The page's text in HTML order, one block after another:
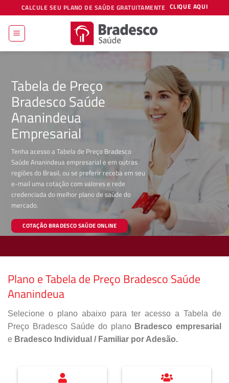
to
content
CALCULE SEU PLANO DE SAÚDE GRATUITAMENTE CLIQUE AQUI
Tabela de Preço
Bradesco Saúde
Ananindeua
Empresarial
Tenha acesso a Tabela de Preço Bradesco
Saúde Ananindeua empresarial e em outras
regiões do Brasil, ou se preferir receba em seu
e-mail uma cotação com valores e rede
credenciada do melhor plano de saúde do
mercado.
COTAÇÃO BRADESCO SAÚDE ONLINE
Plano e Tabela de Preço Bradesco Saúde
Ananindeua
Selecione o plano abaixo para ter acesso a Tabela de
Preço Bradesco Saúde do plano Bradesco empresarial
e Bradesco Individual / Familiar por Adesão.